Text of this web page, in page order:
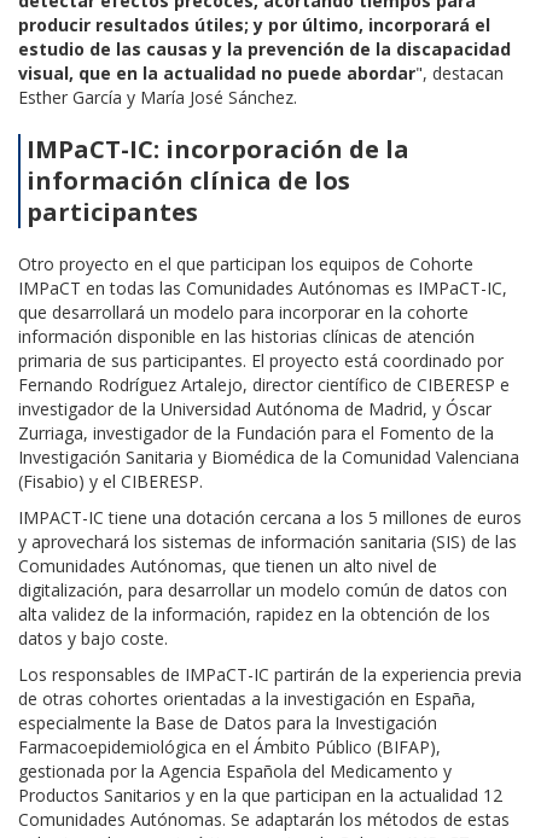
producir resultados útiles; y por último, incorporará el
estudio de las causas y la prevención de la discapacidad
visual, que en la actualidad no puede abordar", destacan
Esther García y María José Sánchez.
IMPaCT-IC: incorporación de la
información clínica de los
participantes
Otro proyecto en el que participan los equipos de Cohorte
IMPaCT en todas las Comunidades Autónomas es IMPaCT-IC,
que desarrollará un modelo para incorporar en la cohorte
información disponible en las historias clínicas de atención
primaria de sus participantes. El proyecto está coordinado por
Fernando Rodríguez Artalejo, director científico de CIBERESP e
investigador de la Universidad Autónoma de Madrid, y Óscar
Zurriaga, investigador de la Fundación para el Fomento de la
Investigación Sanitaria y Biomédica de la Comunidad Valenciana
(Fisabio) y el CIBERESP.
IMPACT-ICtiene una dotación cercana a los 5 millones de euros
y aprovechará los sistemas de información sanitaria (SIS) de las
Comunidades Autónomas, que tienen un alto nivel de
digitalización, para desarrollar un modelo común de datos con
alta validez de la información, rapidez en la obtención de los
datos y bajo coste.
Los responsables de IMPaCT-IC partirán de la experiencia previa
de otras cohortes orientadas a la investigación en España,
especialmente la Base de Datos para la Investigación
Farmacoepidemiológica en el Ámbito Público (BIFAP),
gestionada por la Agencia Española del Medicamento y
Productos Sanitarios y en la que participan en la actualidad 12
Comunidades Autónomas. Se adaptarán los métodos de estas